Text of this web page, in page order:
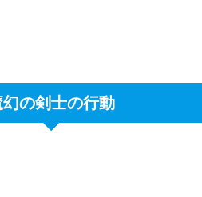
幻の剣士の行動